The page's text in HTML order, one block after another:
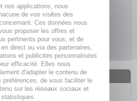
le produit sera disponible
nos applications, nous
de vos visites des
Ces données nous
proposer les offres et
pertinents pour vous, et de
direct ou via des partenaires,
et publicités personnalisées
efficacité. Elles nous
d'adapter le contenu de
préférences, de vous faciliter le
sur les réseaux sociaux et